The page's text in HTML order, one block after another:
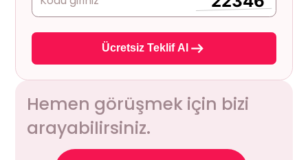
Ücretsiz Teklif Al
Hemen görüşmek için bizi
arayabilirsiniz.